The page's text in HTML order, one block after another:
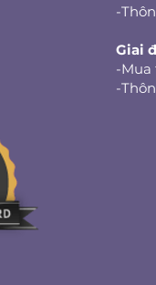
-
Giai
-Mua
-